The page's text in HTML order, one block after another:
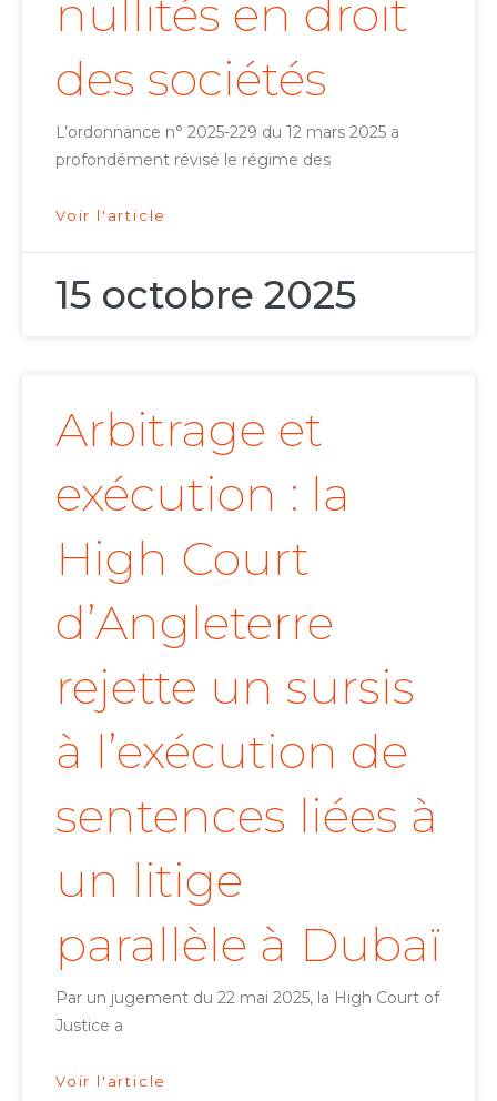
nullités en droit
des sociétés
L’ordonnance n° 2025-229 du 12 mars 2025 a
profondément révisé le régime des
Voir l'article
15 octobre 2025
Arbitrage et
exécution : la
High Court
d’Angleterre
rejette un sursis
à l’exécution de
sentences liées à
un litige
parallèle à Dubaï
Par un jugement du 22 mai 2025, la High Court of
Justice a
Voir l'article